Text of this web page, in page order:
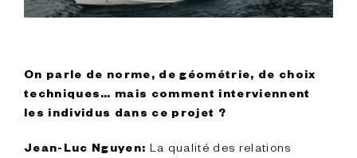
On parle de norme, de géométrie, de choix
techniques… mais comment interviennent
les individus dans ce projet ?
Jean-Luc Nguyen: La qualité des relations